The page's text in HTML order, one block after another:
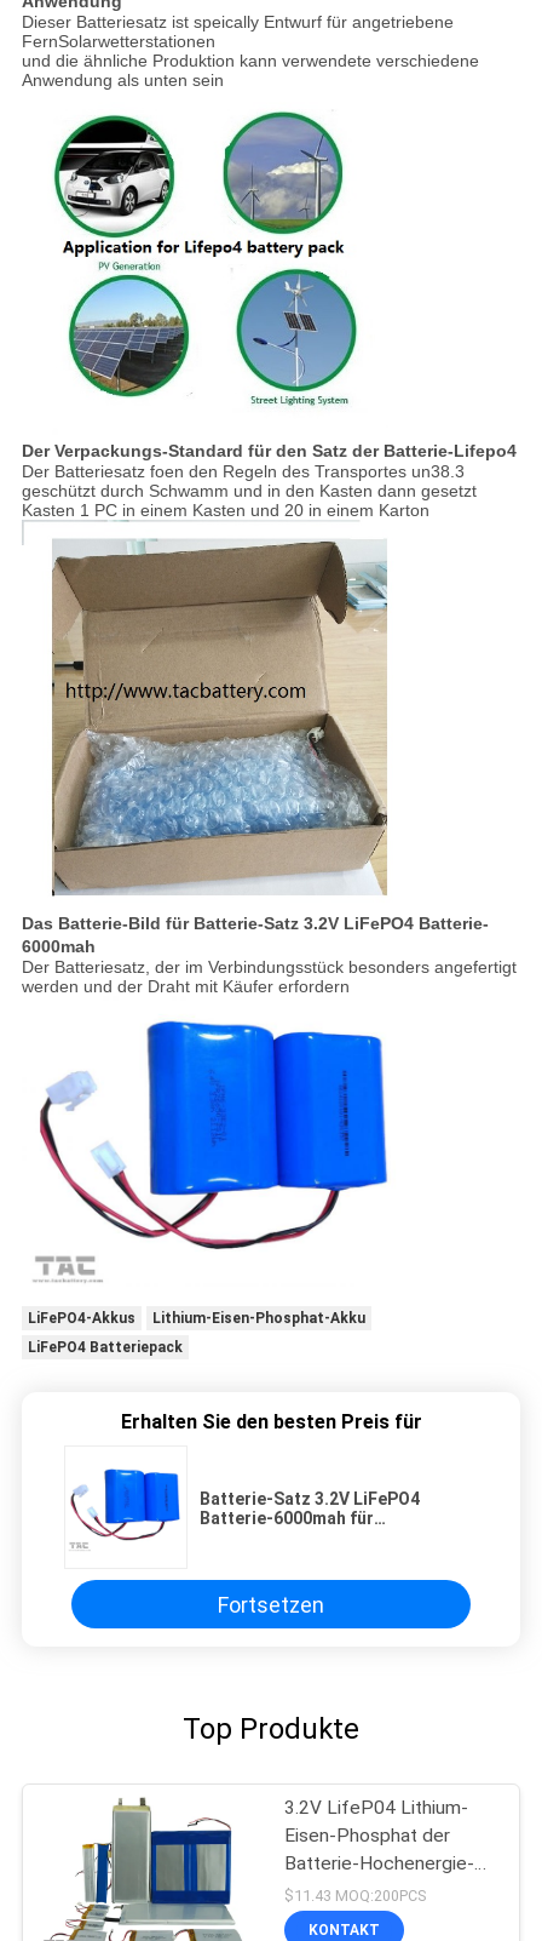
Dieser Batteriesatz ist speically Entwurf für angetriebene
FernSolarwetterstationen
und die ähnliche Produktion kann verwendete verschiedene
Anwendung als unten sein
Der Verpackungs-Standard für den Satz der Batterie-Lifepo4
Der Batteriesatz foen den Regeln des Transportes un38.3
geschützt durch Schwamm und in den Kasten dann gesetzt
Kasten 1 PC in einem Kasten und 20 in einem Karton
Das Batterie-Bild für Batterie-Satz 3.2V LiFePO4 Batterie-
6000mah
Der Batteriesatz, der im Verbindungsstück besonders angefertigt
werden und der Draht mit Käufer erfordern
LiFePO4-Akkus
Lithium-Eisen-Phosphat-Akku
LiFePO4 Batteriepack
Erhalten Sie den besten Preis für
Batterie-Satz 3.2V LiFePO4
Batterie-6000mah für
Fortsetzen
Top Produkte
3.2V LifeP04 Lithium-
Eisen-Phosphat der
Batterie-Hochenergie-
Dichte-11585135Fe
10Ah
$11.43 MOQ:200PCS
KONTAKT